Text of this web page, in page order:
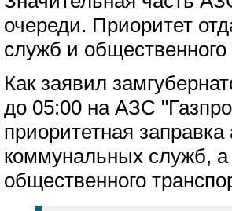
очереди. Приоритет
служб и общественного
Как заявил
до 05:00 на АЗС
приоритетная
коммунальных служб,
общественного